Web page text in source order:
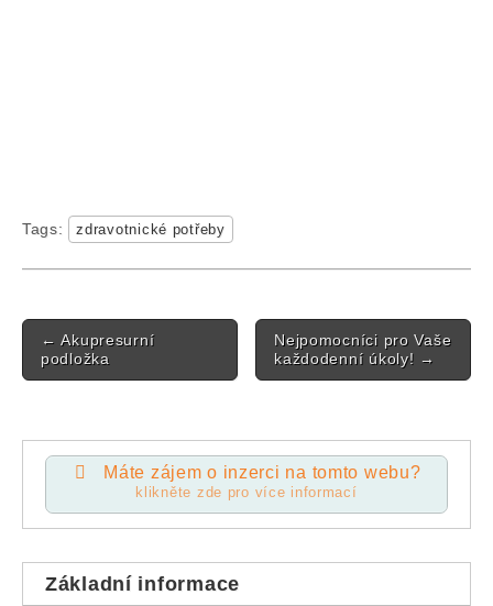
Tags: zdravotnické potřeby
Post navigation
← Akupresurní
podložka
Nejpomocníci pro Vaše
každodenní úkoly! →
Máte zájem o inzerci na tomto webu?
klikněte zde pro více informací
Základní informace